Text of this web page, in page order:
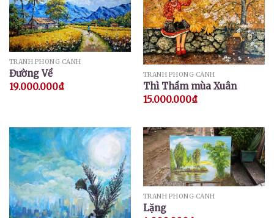
TRANH PHONG CẢNH
Đường Về
19.000.000₫
TRANH PHONG CẢNH
Thì Thầm mùa Xuân
15.000.000₫
TRANH PHONG CẢNH
Lặng